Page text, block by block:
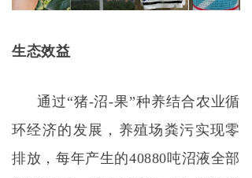
生态效益
通过“猪-沼-果”种养结合农业循
环经济的发展，养殖场粪污实现零
排放，每年产生的40880吨沼液全部